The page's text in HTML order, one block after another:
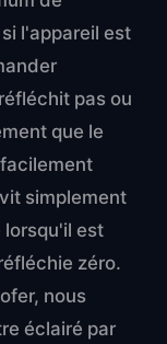
l'appareil est
pas ou
que le
simplement
lorsqu'il est
zéro.
nous
éclairé par